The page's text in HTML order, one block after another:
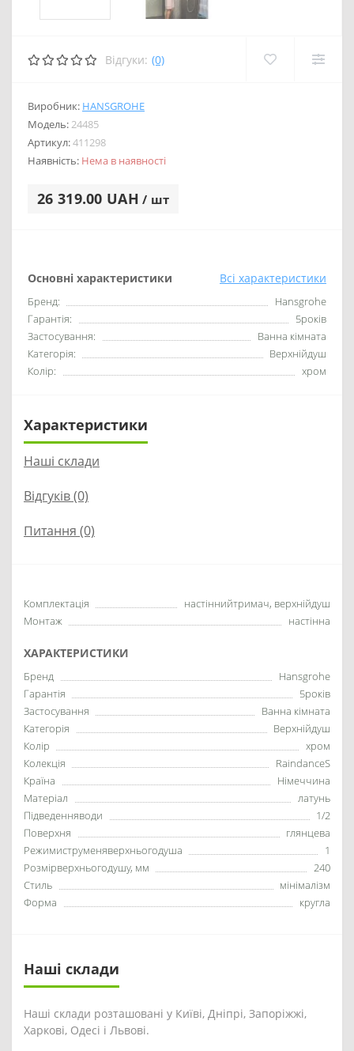
Відгуки: (0)
Виробник: HANSGROHE
Модель:24485
Артикул:411298
Наявність: Нема в наявності
26 319.00 UAH / шт
Основні характеристики Всі характеристики
Бренд:
Hansgrohe
Гарантія:
5років
Застосування:
Ванна кімната
Категорія:
Верхнійдуш
Колір:
хром
Характеристики
Наші склади
Відгуків (0)
Питання (0)
Комплектація
настіннийтримач, верхнійдуш
Монтаж
настінна
ХАРАКТЕРИСТИКИ
Бренд
Hansgrohe
Гарантія
5років
Застосування
Ванна кімната
Категорія
Верхнійдуш
Колір
хром
Колекція
RaindanceS
Країна
Німеччина
Матеріал
латунь
Підведенняводи
1/2
Поверхня
глянцева
Режимиструменяверхньогодуша
1
Розмірверхньогодушу, мм
240
Стиль
мінімалізм
Форма
кругла
Наші склади
Наші склади розташовані у Київі, Дніпрі, Запоріжжі,
Харкові, Одесі і Львові.